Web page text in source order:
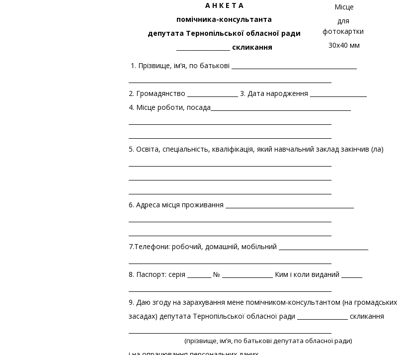
А Н К Е Т А
помічника-консультанта
депутата Тернопільської обласної ради
__________________ скликання
Місце
для
фотокартки
30х40 мм
1. Прізвище, ім’я, по батькові __________________________________________
2. Громадянство _________________ 3. Дата народження ___________________
4. Місце роботи, посада_______________________________________________
5. Освіта, спеціальність, кваліфікація, який навчальний заклад закінчив (ла)
6. Адреса місця проживання ___________________________________________
7.Телефони: робочий, домашній, мобільний ______________________________
8. Паспорт: серія ________ № _________________ Ким і коли виданий _______
9. Даю згоду на зарахування мене помічником-консультантом (на громадських
засадах) депутата Тернопільської обласної ради _________________ скликання
(прізвище, ім’я, по батькові депутата обласної ради)